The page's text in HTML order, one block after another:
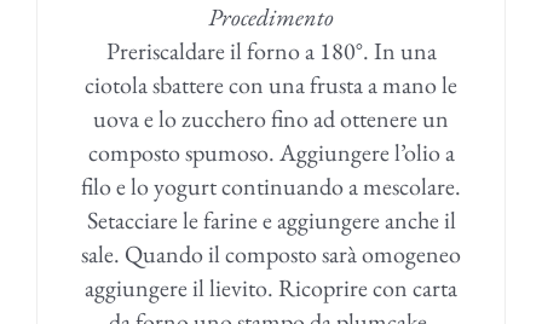
Procedimento
Preriscaldare il forno a 180°. In una
ciotola sbattere con una frusta a mano le
uova e lo zucchero fino ad ottenere un
composto spumoso. Aggiungere l’olio a
filo e lo yogurt continuando a mescolare.
Setacciare le farine e aggiungere anche il
sale. Quando il composto sarà omogeneo
aggiungere il lievito. Ricoprire con carta